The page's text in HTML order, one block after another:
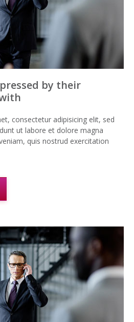
by their
consectetur adipisicing elit, sed
ut labore et dolore magna
quis nostrud exercitation